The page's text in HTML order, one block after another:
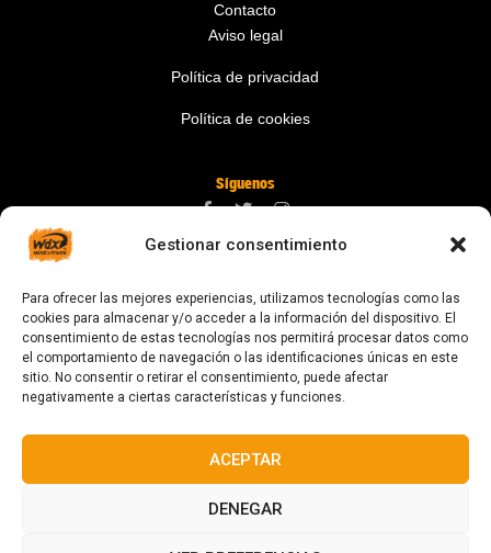
Gestionar consentimiento
Para ofrecer las mejores experiencias, utilizamos tecnologías como las
cookies para almacenar y/o acceder a la información del dispositivo. El
consentimiento de estas tecnologías nos permitirá procesar datos como
el comportamiento de navegación o las identificaciones únicas en este
sitio. No consentir o retirar el consentimiento, puede afectar
negativamente a ciertas características y funciones.
ACEPTAR
DENEGAR
Contacto
Aviso legal
Política de privacidad
Política de cookies
Síguenos
digital@zonawind.com
Av. de la Mare de Déu de Montserrat, 115
08024 Barcelona